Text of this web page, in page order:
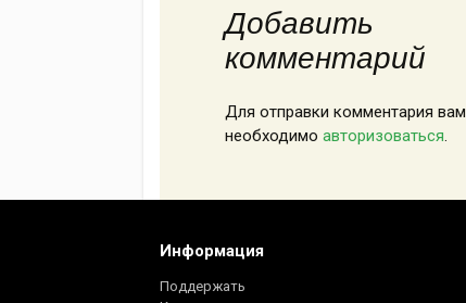
Добавить
комментарий
Для отправки комментария вам
необходимо авторизоваться.
Информация
Поддержать